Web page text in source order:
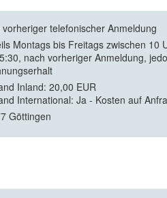
vorheriger telefonischer Anmeldung
Montags bis Freitags zwischen 10
nach vorheriger Anmeldung,
Inland: 20,00 EUR
International: Ja - Kosten auf
Göttingen